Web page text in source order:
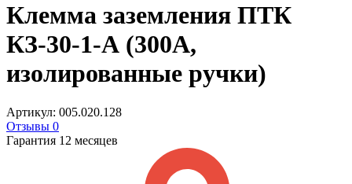
Клемма заземления ПТК
КЗ-30-1-А (300А,
изолированные ручки)
Артикул: 005.020.128
Отзывы 0
Гарантия 12 месяцев